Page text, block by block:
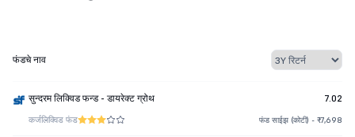
फंडचे नाव
सुन्दरम लिक्विड फन्ड - डायरेक्ट ग्रोथ 7.02
कर्जलिक्विड फंड फंड साईझ (कोटी) - ₹7,698